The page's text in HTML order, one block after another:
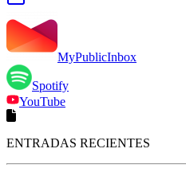
MyPublicInbox
Spotify
YouTube
ENTRADAS RECIENTES